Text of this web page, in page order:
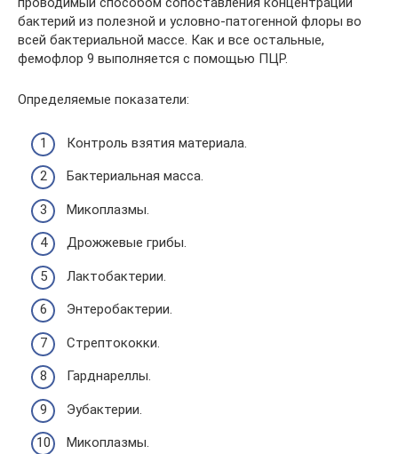
бактерий из полезной и условно-патогенной флоры во
всей бактериальной массе. Как и все остальные,
фемофлор 9 выполняется с помощью ПЦР.
Определяемые показатели:
Контроль взятия материала.
Бактериальная масса.
Микоплазмы.
Дрожжевые грибы.
Лактобактерии.
Энтеробактерии.
Стрептококки.
Гарднареллы.
Эубактерии.
Микоплазмы.